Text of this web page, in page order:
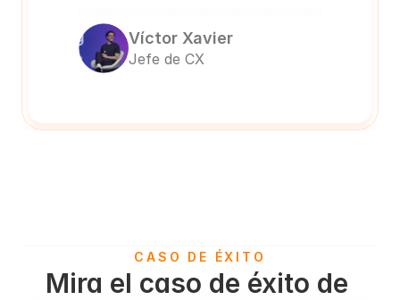
Víctor Xavier
Jefe de CX
CASO DE ÉXITO
Mira el caso de éxito de